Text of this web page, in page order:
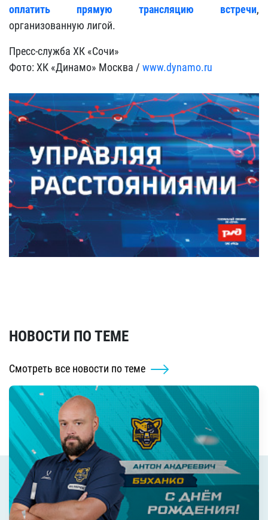
оплатить прямую трансляцию встречи,
организованную лигой.
Пресс-служба ХК «Сочи»
Фото: ХК «Динамо» Москва / www.dynamo.ru
НОВОСТИ ПО ТЕМЕ
Смотреть все новости по теме